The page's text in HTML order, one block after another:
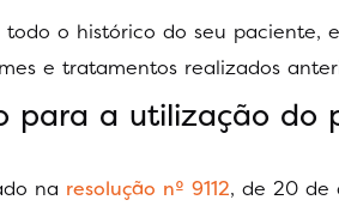
o histórico do seu paciente,
e tratamentos realizados
para a utilização do
na resolução nº 9112, de 20 de